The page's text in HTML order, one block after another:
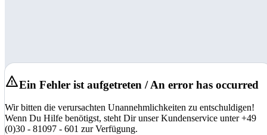
Ein Fehler ist aufgetreten / An error has occurred
Wir bitten die verursachten Unannehmlichkeiten zu entschuldigen!
Wenn Du Hilfe benötigst, steht Dir unser Kundenservice unter +49
(0)30 - 81097 - 601 zur Verfügung.